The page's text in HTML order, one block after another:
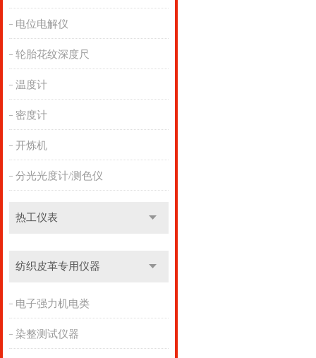
电位电解仪
轮胎花纹深度尺
温度计
密度计
开炼机
分光光度计/测色仪
热工仪表
纺织皮革专用仪器
电子强力机电类
染整测试仪器